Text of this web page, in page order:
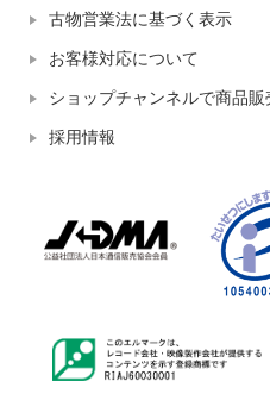
古物営業法に基づく表示
お客様対応について
ショップチャンネルで商品
採用情報